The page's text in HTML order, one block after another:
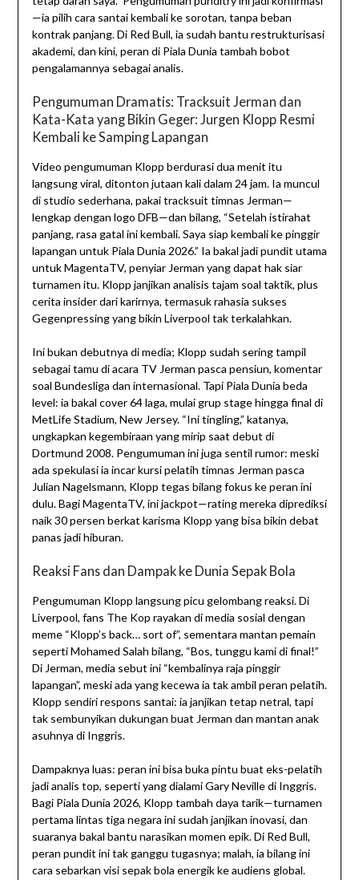
—ia pilih cara santai kembali ke sorotan, tanpa beban
kontrak panjang. Di Red Bull, ia sudah bantu restrukturisasi
akademi, dan kini, peran di Piala Dunia tambah bobot
pengalamannya sebagai analis.
Pengumuman Dramatis: Tracksuit Jerman dan
Kata-Kata yang Bikin Geger: Jurgen Klopp Resmi
Kembali ke Samping Lapangan
Video pengumuman Klopp berdurasi dua menit itu
langsung viral, ditonton jutaan kali dalam 24 jam. Ia muncul
di studio sederhana, pakai tracksuit timnas Jerman—
lengkap dengan logo DFB—dan bilang, “Setelah istirahat
panjang, rasa gatal ini kembali. Saya siap kembali ke pinggir
lapangan untuk Piala Dunia 2026.” Ia bakal jadi pundit utama
untuk MagentaTV, penyiar Jerman yang dapat hak siar
turnamen itu. Klopp janjikan analisis tajam soal taktik, plus
cerita insider dari karirnya, termasuk rahasia sukses
Gegenpressing yang bikin Liverpool tak terkalahkan.
Ini bukan debutnya di media; Klopp sudah sering tampil
sebagai tamu di acara TV Jerman pasca pensiun, komentar
soal Bundesliga dan internasional. Tapi Piala Dunia beda
level: ia bakal cover 64 laga, mulai grup stage hingga final di
MetLife Stadium, New Jersey. “Ini tingling,” katanya,
ungkapkan kegembiraan yang mirip saat debut di
Dortmund 2008. Pengumuman ini juga sentil rumor: meski
ada spekulasi ia incar kursi pelatih timnas Jerman pasca
Julian Nagelsmann, Klopp tegas bilang fokus ke peran ini
dulu. Bagi MagentaTV, ini jackpot—rating mereka diprediksi
naik 30 persen berkat karisma Klopp yang bisa bikin debat
panas jadi hiburan.
Reaksi Fans dan Dampak ke Dunia Sepak Bola
Pengumuman Klopp langsung picu gelombang reaksi. Di
Liverpool, fans The Kop rayakan di media sosial dengan
meme “Klopp’s back… sort of”, sementara mantan pemain
seperti Mohamed Salah bilang, “Bos, tunggu kami di final!”
Di Jerman, media sebut ini “kembalinya raja pinggir
lapangan”, meski ada yang kecewa ia tak ambil peran pelatih.
Klopp sendiri respons santai: ia janjikan tetap netral, tapi
tak sembunyikan dukungan buat Jerman dan mantan anak
asuhnya di Inggris.
Dampaknya luas: peran ini bisa buka pintu buat eks-pelatih
jadi analis top, seperti yang dialami Gary Neville di Inggris.
Bagi Piala Dunia 2026, Klopp tambah daya tarik—turnamen
pertama lintas tiga negara ini sudah janjikan inovasi, dan
suaranya bakal bantu narasikan momen epik. Di Red Bull,
peran pundit ini tak ganggu tugasnya; malah, ia bilang ini
cara sebarkan visi sepak bola energik ke audiens global.